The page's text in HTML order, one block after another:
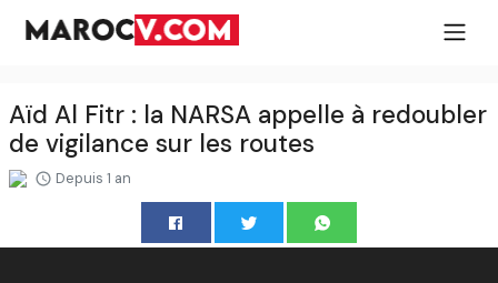
Aïd Al Fitr : la NARSA appelle à redoubler
de vigilance sur les routes
Depuis 1 an